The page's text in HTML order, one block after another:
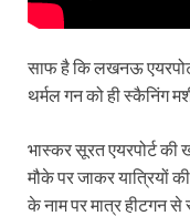
साफ है कि लखनऊ
थर्मल गन को ही स्कैनिंग
भास्कर सूरत एयरपोर्ट की
मौके पर जाकर यात्रियों
के नाम पर मात्र हीटगन से